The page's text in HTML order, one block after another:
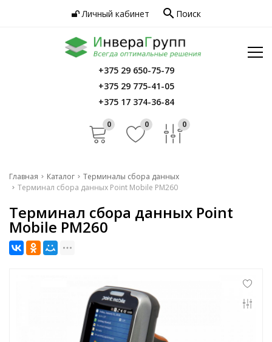
Личный кабинет search Поиск
Главная
Каталог
Услуги
Сервис
Контакты
+375 29 650-75-79
+375 29 775-41-05
+375 17 374-36-84
0 0 0
Главная Каталог
Терминалы сбора данных
Терминал сбора данных Point Mobile PM260
Терминал сбора данных Point
Mobile PM260
Услуги
Сервис
Инфо
Контакты